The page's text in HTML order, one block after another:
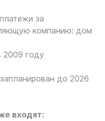
за
компанию: дом
2009 году
до 2026
входят: